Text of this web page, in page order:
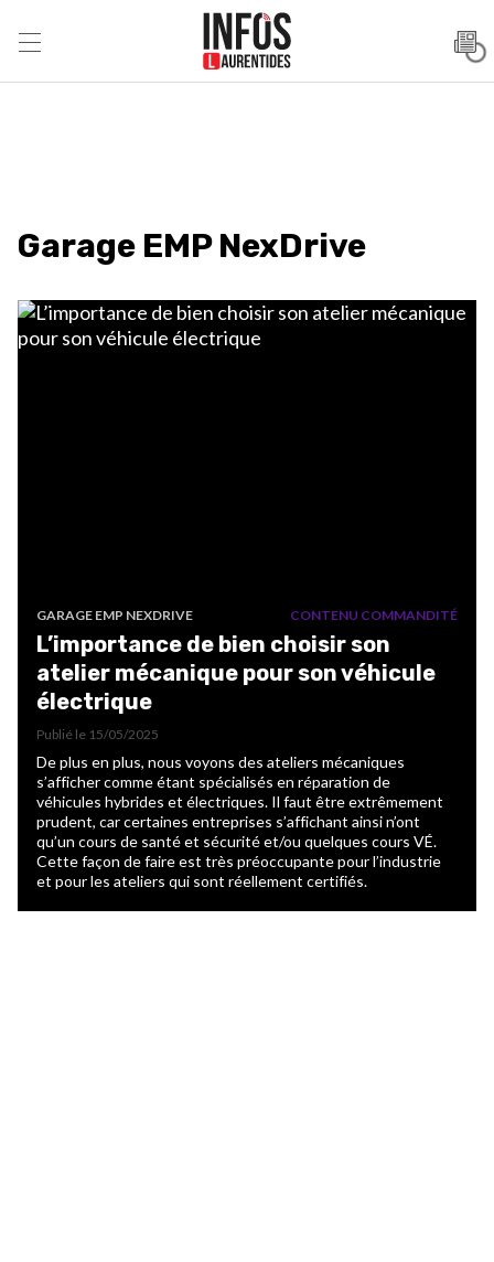
Garage EMP NexDrive
GARAGE EMP NEXDRIVE CONTENU COMMANDITÉ
L’importance de bien choisir son
atelier mécanique pour son véhicule
électrique
Publié le 15/05/2025
De plus en plus, nous voyons des ateliers mécaniques
s’afficher comme étant spécialisés en réparation de
véhicules hybrides et électriques. Il faut être extrêmement
prudent, car certaines entreprises s’affichant ainsi n’ont
qu’un cours de santé et sécurité et/ou quelques cours VÉ.
Cette façon de faire est très préoccupante pour l’industrie
et pour les ateliers qui sont réellement certifiés.